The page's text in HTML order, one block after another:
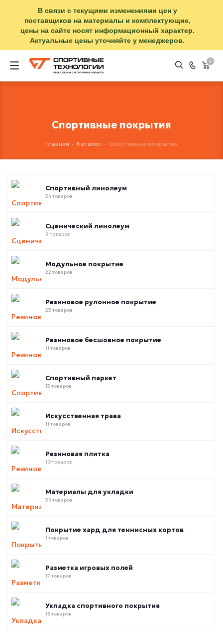
В связи с текущими изменениями цен у
поставщиков на материалы и комплектующие,
цены на сайте носят информационный характер.
Актуальные цены уточняйте у менеджеров.
0
Спортивные покрытия
Главная - Каталог - Спортивные покрытия
Спортивный линолеум
34 товаров
Сценический линолеум
9 товаров
Модульное покрытие
22 товаров
Резиновое рулонное покрытие
23 товаров
Резиновое бесшовное покрытие
11 товаров
Спортивный паркет
13 товаров
Искусственная трава
11 товаров
Резиновая плитка
10 товаров
Материалы для укладки
36 товаров
Покрытие хард для теннисных кортов
1 товаров
Разметка игровых полей
17 товаров
Укладка спортивного покрытия
18 товаров